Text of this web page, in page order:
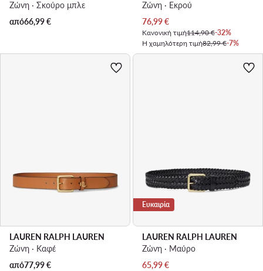
Ζώνη · Σκούρο μπλε
από66,99€
Ζώνη · Εκρού
Τρέχουσα τιμή
76,99€
Κανονική τιμή114,90 €-32%
Η χαμηλότερη τιμή82,99 €-7%
LAUREN RALPH LAUREN
Ζώνη · Καφέ
από77,99€
Ευκαιρία
LAUREN RALPH LAUREN
Ζώνη · Μαύρο
Τρέχουσα τιμή
65,99€